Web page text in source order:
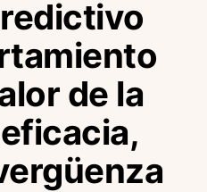
de la